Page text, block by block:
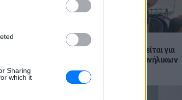
Sharing
which it
ΕΙΔΗΣΕΙΣ
ΗΠΑ: Δασκάλα χορού κατηγορείται για
σeξουαλική κακοποίηση δύο ανήλικων
μαθητών της